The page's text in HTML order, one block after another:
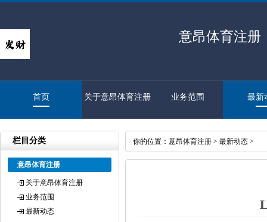
意昂体育注册
首页 关于意昂体育注册 业务范围 最新
栏目分类
意昂体育注册
关于意昂体育注册
业务范围
最新动态
你的位置： 意昂体育注册 > 最新动态 >